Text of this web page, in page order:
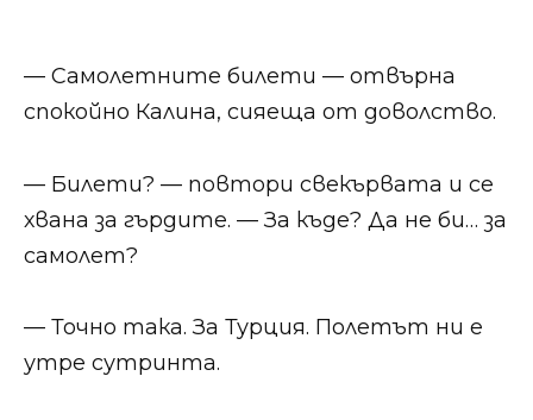
— Самолетните билети — отвърна
спокойно Калина, сияеща от доволство.
— Билети? — повтори свекървата и се
хвана за гърдите. — За къде? Да не би… за
самолет?
— Точно така. За Турция. Полетът ни е
утре сутринта.